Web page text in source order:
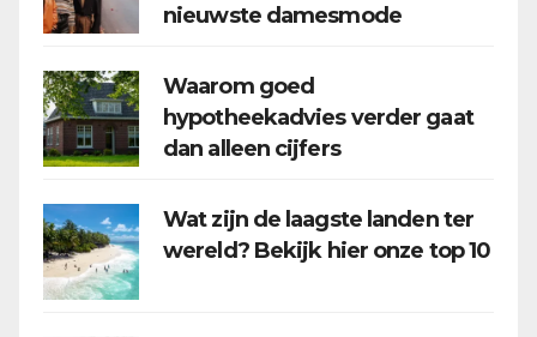
nieuwste damesmode
Waarom goed
hypotheekadvies verder gaat
dan alleen cijfers
Wat zijn de laagste landen ter
wereld? Bekijk hier onze top 10